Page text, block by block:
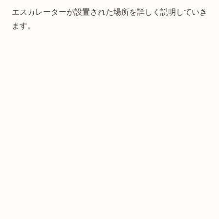
エスカレーターが設置された場所を詳しく説明していき
ます。